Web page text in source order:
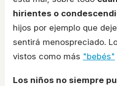
hirientes o
hijos por ejemplo que
sentirá menospreciado.
vistos como más "bebés"
Los niños no siempre